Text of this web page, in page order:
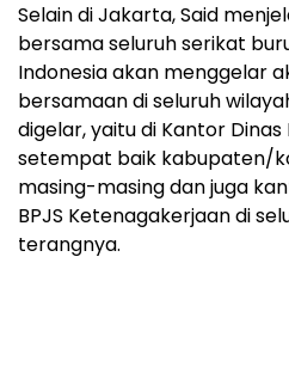
Selain di Jakarta, Said
bersama seluruh serikat
Indonesia akan menggelar
bersamaan di seluruh
digelar, yaitu di Kantor
setempat baik kabupaten/
masing-masing dan juga
BPJS Ketenagakerjaan di
terangnya.